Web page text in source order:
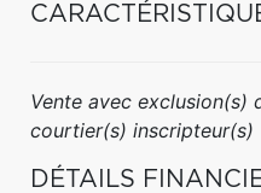
Vente avec exclusion(s)
courtier(s) inscripteur(s)
DÉTAILS